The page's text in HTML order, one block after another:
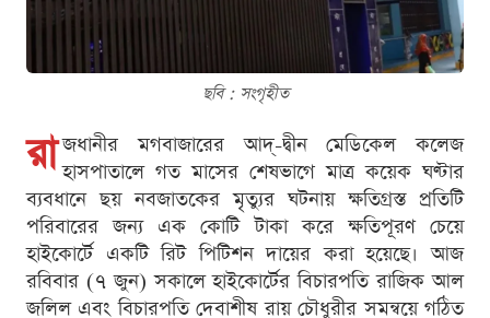
ছবি : সংগৃহীত
রা জধানীর মগবাজারের আদ্-দ্বীন মেডিকেল কলেজ
হাসপাতালে গত মাসের শেষভাগে মাত্র কয়েক ঘণ্টার
ব্যবধানে ছয় নবজাতকের মৃত্যুর ঘটনায় ক্ষতিগ্রস্ত প্রতিটি
পরিবারের জন্য এক কোটি টাকা করে ক্ষতিপূরণ চেয়ে
হাইকোর্টে একটি রিট পিটিশন দায়ের করা হয়েছে। আজ
রবিবার (৭ জুন) সকালে হাইকোর্টের বিচারপতি রাজিক আল
জলিল এবং বিচারপতি দেবাশীষ রায় চৌধুরীর সমন্বয়ে গঠিত